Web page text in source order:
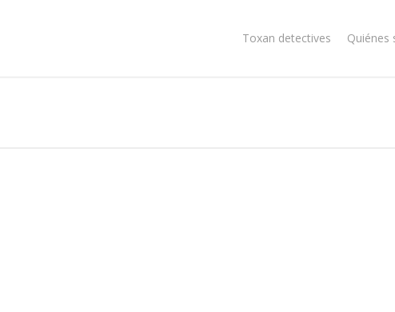
Toxan detectives Quiénes